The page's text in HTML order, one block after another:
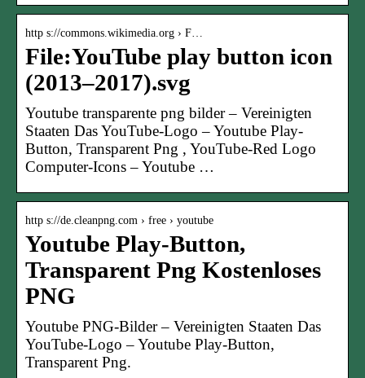
http s://commons.wikimedia.org › F…
File:YouTube play button icon
(2013–2017).svg
Youtube transparente png bilder – Vereinigten
Staaten Das YouTube-Logo – Youtube Play-
Button, Transparent Png , YouTube-Red Logo
Computer-Icons – Youtube …
http s://de.cleanpng.com › free › youtube
Youtube Play-Button,
Transparent Png Kostenloses
PNG
Youtube PNG-Bilder – Vereinigten Staaten Das
YouTube-Logo – Youtube Play-Button,
Transparent Png.